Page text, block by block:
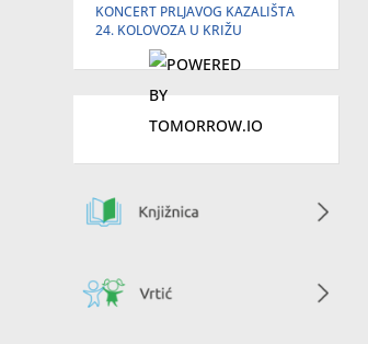
KONCERT PRLJAVOG KAZALIŠTA
24. KOLOVOZA U KRIŽU